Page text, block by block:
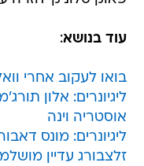
עוד בנושא:
בואו לעקוב אחרי
אוסטריה וינה
ליגיונרים: מונס
זלצבורג עדיין